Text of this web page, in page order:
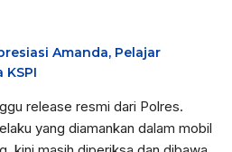
Amanda, Pelajar
KSPI
release resmi dari Polres.
yang diamankan dalam mobil